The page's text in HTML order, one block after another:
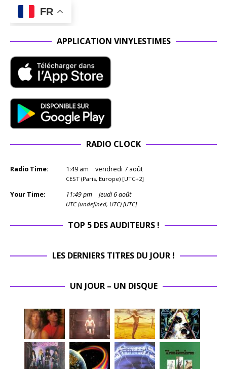
FR
APPLICATION VINYLESTIMES
RADIO CLOCK
Radio Time: 1:49 am vendredi 7 août
CEST (Paris, Europe) [UTC+2]
Your Time: 11:49pm jeudi 6 août
UTC (undefined, UTC) [UTC]
TOP 5 DES AUDITEURS !
LES DERNIERS TITRES DU JOUR !
UN JOUR – UN DISQUE